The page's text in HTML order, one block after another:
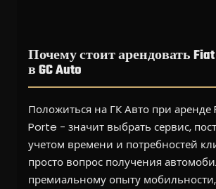
Почему стоит арендовать Fiat
в GC Auto
Положиться на ГК Авто при аренде
Porte - значит выбрать сервис,
учетом времени и потребностей
просто вопрос получения
премиальному опыту мобильности,